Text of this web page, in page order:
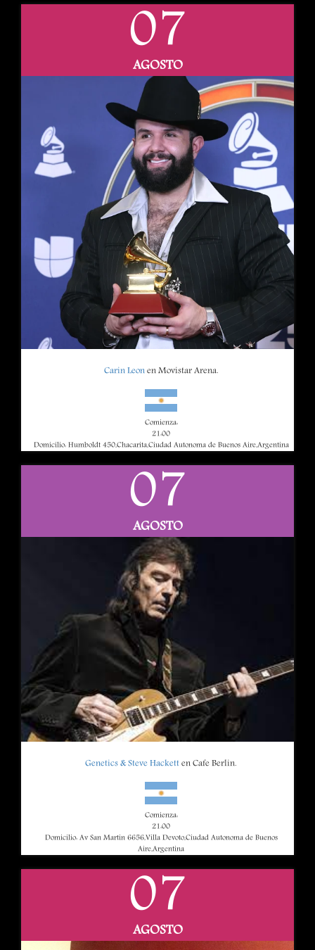
07
AGOSTO
Carin Leonen Movistar Arena.
Comienza:
21:00
Domicilio: Humboldt 450,Chacarita,Ciudad Autonoma de Buenos Aire,Argentina
07
AGOSTO
Genetics & Steve Hacketten Cafe Berlin.
Comienza:
21:00
Domicilio: Av San Martin 6656,Villa Devoto,Ciudad Autonoma de Buenos
Aire,Argentina
07
AGOSTO